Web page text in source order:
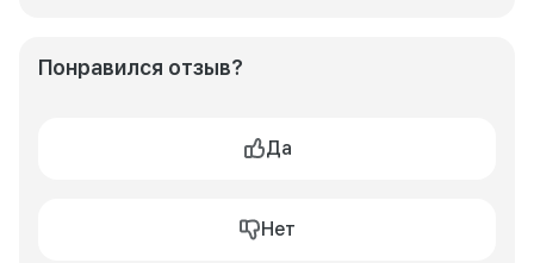
Понравился отзыв?
Да
Нет